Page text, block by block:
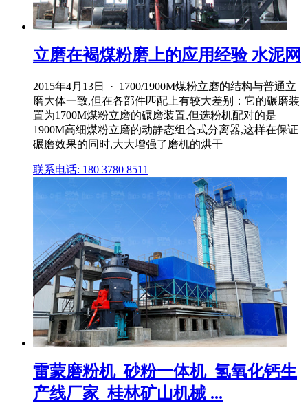
立磨在褐煤粉磨上的应用经验 水泥网
2015年4月13日 · 1700/1900M煤粉立磨的结构与普通立
磨大体一致,但在各部件匹配上有较大差别：它的碾磨装
置为1700M煤粉立磨的碾磨装置,但选粉机配对的是
1900M高细煤粉立磨的动静态组合式分离器,这样在保证
碾磨效果的同时,大大增强了磨机的烘干
联系电话: 180 3780 8511
雷蒙磨粉机_砂粉一体机_氢氧化钙生
产线厂家_桂林矿山机械 ...